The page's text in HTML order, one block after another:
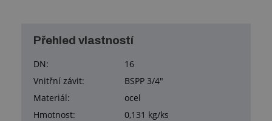
Přehled vlastností
DN:
16
Vnitřní závit:
BSPP 3/4"
Materiál:
ocel
Hmotnost:
0,131 kg/ks